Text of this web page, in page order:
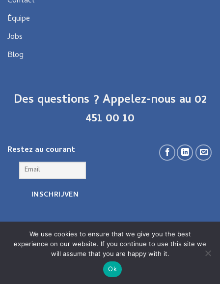
Équipe
Jobs
Blog
Des questions ? Appelez-nous au 02
451 00 10
Restez au courant
Copyright 2026 ©CardioService
We use cookies to ensure that we give you the best
experience on our website. If you continue to use this site we
will assume that you are happy with it.
Ok